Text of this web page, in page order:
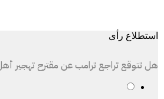
استطلاع رأى
هل تتوقع تراجع ترامب عن مقترح تهجير